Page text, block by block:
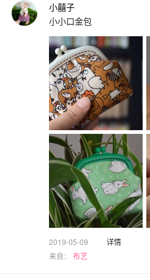
小囍子
小小口金包
2019-05-09 详情
来自： 布艺